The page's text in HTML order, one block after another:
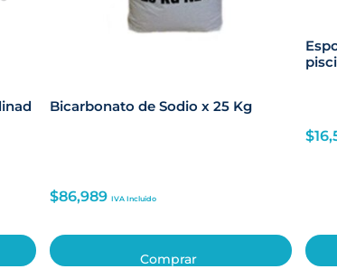
Bicarbonato de Sodio x 25 Kg
$86,989 IVA Incluido
Comprar
$